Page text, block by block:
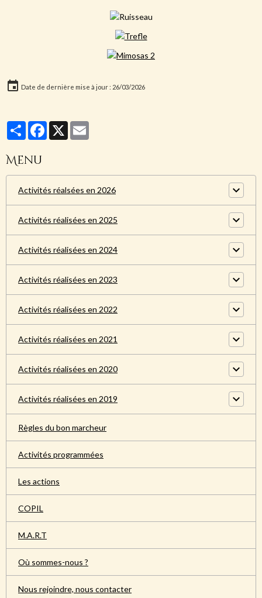
Date de dernière mise à jour : 26/03/2026
PartagerFacebook
X
Menu
Activités réalsées en 2026
Activités réalisées en 2025
Activités réalisées en 2024
Activités réalisées en 2023
Activités réalisées en 2022
Activités réalisées en 2021
Activités réalisées en 2020
Activités réalisées en 2019
Règles du bon marcheur
Activités programmées
Les actions
COPIL
M.A.R.T
Où sommes-nous ?
Nous rejoindre, nous contacter